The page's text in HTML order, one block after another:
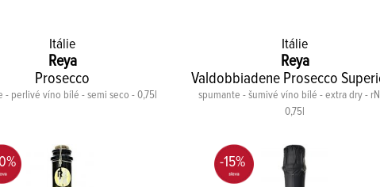
Itálie
Reya
Prosecco
- perlivé víno bílé - semi seco - 0,75l
Itálie
Reya
Valdobbiadene Prosecco
spumante - šumivé víno bílé - extra dry -
0,75l
-15%